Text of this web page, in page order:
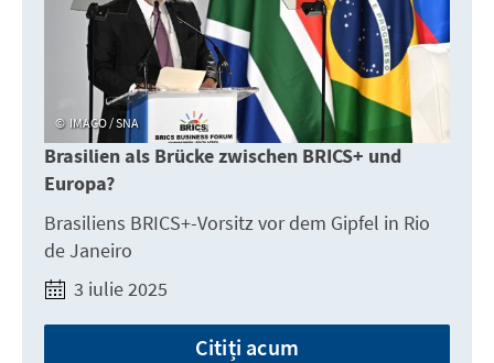
IMAGO / SNA
Brasilien als Brücke zwischen BRICS+ und
Europa?
Brasiliens BRICS+-Vorsitz vor dem Gipfel in Rio
de Janeiro
3 iulie 2025
Citiți acum